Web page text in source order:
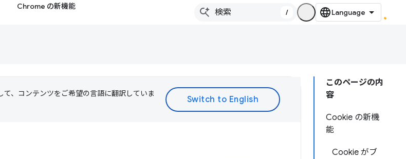
Chrome の新機能
/
このページの内
容
Cookie の新機
能
Cookie がブ
て、コンテンツをご希望の言語に翻訳していま